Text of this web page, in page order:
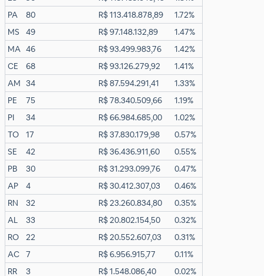
PA
80 R$ 113.418.878,89
1.72%
MS
49 R$ 97.148.132,89
1.47%
MA 46 R$ 93.499.983,76
1.42%
CE
68 R$ 93.126.279,92
1.41%
AM 34 R$ 87.594.291,41
1.33%
PE
75 R$ 78.340.509,66
1.19%
PI
34 R$ 66.984.685,00
1.02%
TO
17 R$ 37.830.179,98
0.57%
SE
42 R$ 36.436.911,60
0.55%
PB
30 R$ 31.293.099,76
0.47%
AP
4 R$ 30.412.307,03
0.46%
RN
32 R$ 23.260.834,80
0.35%
AL
33 R$ 20.802.154,50
0.32%
RO
22 R$ 20.552.607,03
0.31%
AC
7 R$ 6.956.915,77
0.11%
RR
3 R$ 1.548.086,40
0.02%